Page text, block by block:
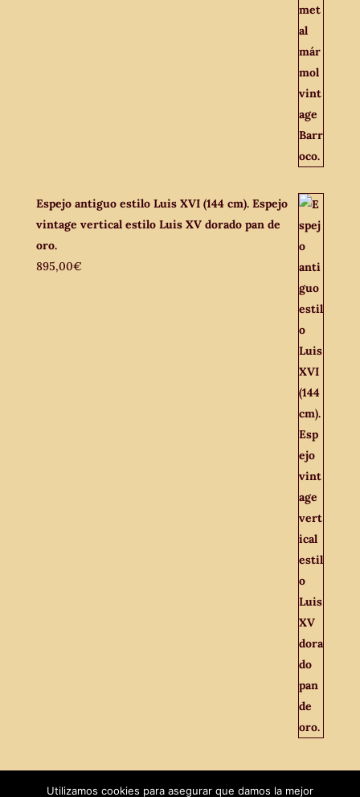
Espejo antiguo estilo Luis XVI (144 cm). Espejo
vintage vertical estilo Luis XV dorado pan de
oro.
895,00€
Utilizamos cookies para asegurar que damos la mejor